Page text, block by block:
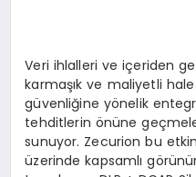
Veri ihlalleri ve içeriden
karmaşık ve maliyetli
güvenliğine yönelik
tehditlerin önüne
sunuyor. Zecurion bu
üzerinde kapsamlı